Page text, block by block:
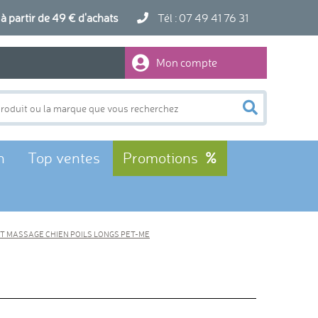
partir de 49 € d'achats Tél : 07 49 41 76 31
Mon compte
Top ventes Promotions
MASSAGE CHIEN POILS LONGS PET-ME